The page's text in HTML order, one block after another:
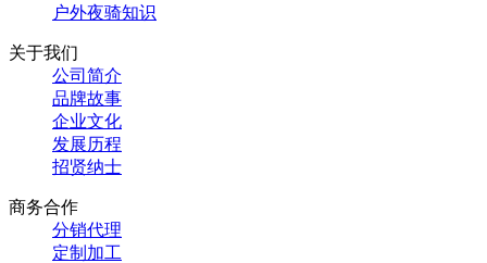
户外夜骑知识
关于我们
公司简介
品牌故事
企业文化
发展历程
招贤纳士
商务合作
分销代理
定制加工